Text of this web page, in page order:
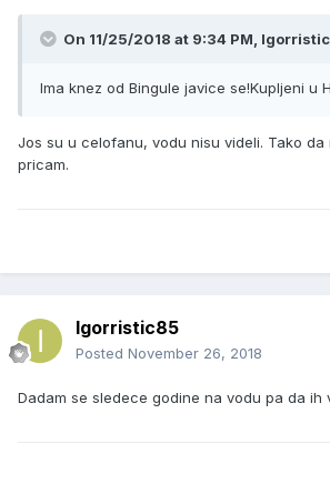
On 11/25/2018 at 9:34 PM,
Ima knez od Bingule javice se!Kupljeni u
Jos su u celofanu, vodu nisu videli. Tako da
pricam.
Igorristic85
Posted November 26, 2018
Dadam se sledece godine na vodu pa da ih